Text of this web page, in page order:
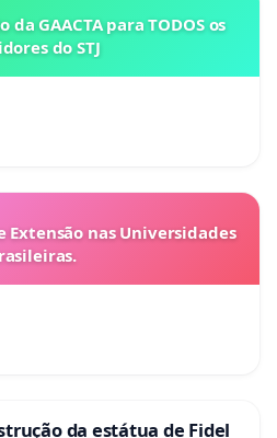
GAACTA para TODOS os
do STJ
Extensão nas Universidades
da estátua de Fidel